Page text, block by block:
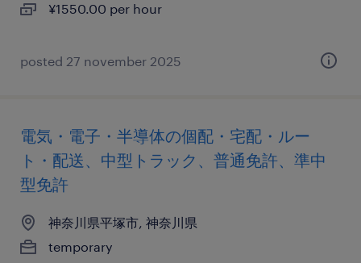
¥1550.00 per hour
posted 27 november 2025
電気・電子・半導体の個配・宅配・ルー
ト・配送、中型トラック、普通免許、準中
型免許
神奈川県平塚市, 神奈川県
temporary